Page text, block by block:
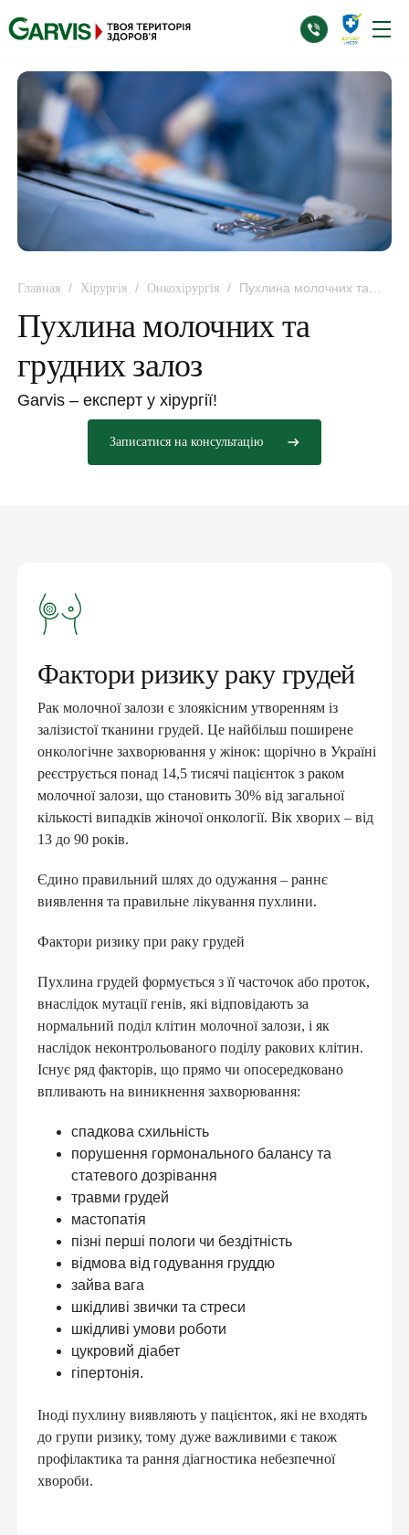
Главная / Хірургія / Онкохірургія /
Пухлина молочних та
Пухлина молочних та
грудних залоз
Garvis – експерт у хірургії!
Записатися на консультацію
Фактори ризику раку грудей
Рак молочної залози є злоякісним утворенням із
залізистої тканини грудей. Це найбільш поширене
онкологічне захворювання у жінок: щорічно в Україні
реєструється понад 14,5 тисячі пацієнток з раком
молочної залози, що становить 30% від загальної
кількості випадків жіночої онкології. Вік хворих – від
13 до 90 років.
Єдино правильний шлях до одужання – раннє
виявлення та правильне лікування пухлини.
Фактори ризику при раку грудей
Пухлина грудей формується з її часточок або проток,
внаслідок мутації генів, які відповідають за
нормальний поділ клітин молочної залози, і як
наслідок неконтрольованого поділу ракових клітин.
Існує ряд факторів, що прямо чи опосередковано
впливають на виникнення захворювання:
спадкова схильність
порушення гормонального балансу та
статевого дозрівання
травми грудей
мастопатія
пізні перші пологи чи бездітність
відмова від годування груддю
зайва вага
шкідливі звички та стреси
шкідливі умови роботи
цукровий діабет
гіпертонія.
Іноді пухлину виявляють у пацієнток, які не входять
до групи ризику, тому дуже важливими є також
профілактика та рання діагностика небезпечної
хвороби.